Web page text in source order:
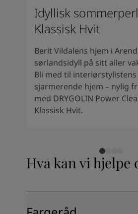
Idyllisk
Klassisk Hvit
Berit Vildalens hjem i
sørlandsidyll på sitt aller
Bli med til interiørstylistens
sjarmerende hjem – nylig
med DRYGOLIN Power
Klassisk Hvit.
Hva kan vi hjelpe